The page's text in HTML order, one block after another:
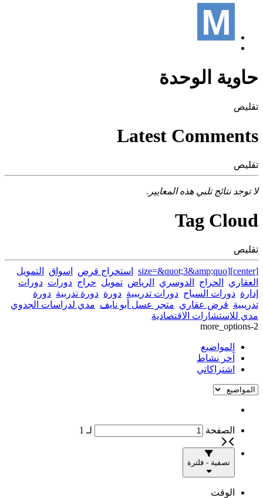
حاوية الوحدة
تقليص
Latest Comments
تقليص
لا توجد نتائج تلبي هذه المعايير.
Tag Cloud
تقليص
[center][size=&quot;3&amp;quo استخراج قرض اسواق
التمويل
العقاري
الحراج الدوسري الرياض تمويل حراج دورات دورات
إدارة دورات السياح دورات تدريبية دورة دورة تدربية دورة
تدريبية قرض عقاري متجر عسل أبو نايف مدي لدراسات الجدوي
مدي للاستشارات الاقتصادية
more_options-2
المواضيع
آخر نشاط
اشتراكاتي
الصفحة لـ 1
تصفية - فلترة
الوقت